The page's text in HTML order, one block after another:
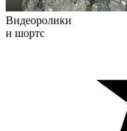
Видеоролики
и шортс